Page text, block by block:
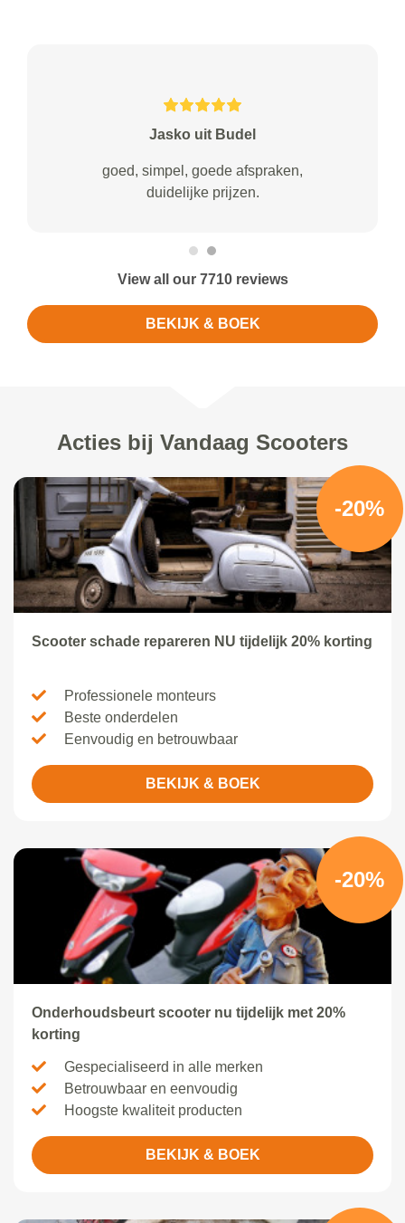
Jasko uit Budel
goed, simpel, goede afspraken,
duidelijke prijzen.
View all our 7710 reviews
BEKIJK & BOEK
Acties bij Vandaag Scooters
-20%
Scooter schade repareren NU tijdelijk 20% korting
Professionele monteurs
Beste onderdelen
Eenvoudig en betrouwbaar
BEKIJK & BOEK
-20%
Onderhoudsbeurt scooter nu tijdelijk met 20%
korting
Gespecialiseerd in alle merken
Betrouwbaar en eenvoudig
Hoogste kwaliteit producten
BEKIJK & BOEK